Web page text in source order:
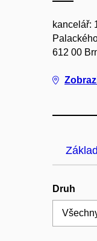
kancelář:
612 00
Druh